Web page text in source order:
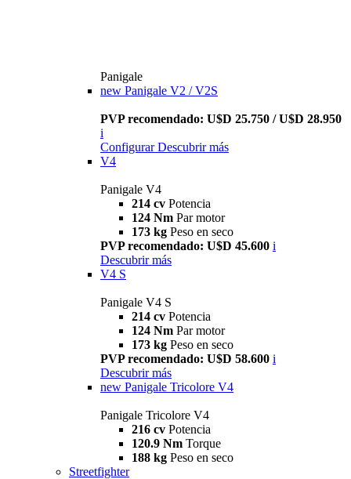
Panigale
new Panigale V2 / V2S
PVP recomendado: U$D 25.750 / U$D 28.950
i
Configurar Descubrir más
V4
Panigale V4
214 cv Potencia
124 Nm Par motor
173 kg Peso en seco
PVP recomendado: U$D 45.600 i
Descubrir más
V4 S
Panigale V4 S
214 cv Potencia
124 Nm Par motor
173 kg Peso en seco
PVP recomendado: U$D 58.600 i
Descubrir más
new Panigale Tricolore V4
Panigale Tricolore V4
216 cv Potencia
120.9 Nm Torque
188 kg Peso en seco
Streetfighter